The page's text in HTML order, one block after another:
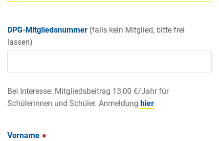
DPG-Mitgliedsnummer (falls kein Mitglied, bitte frei
lassen)
Bei Interesse: Mitgliedsbeitrag 13,00 €/Jahrfür
Schülerinnen und Schüler. Anmeldung hier
Vorname